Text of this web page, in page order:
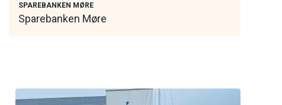
SPAREBANKEN MØRE
Sparebanken Møre